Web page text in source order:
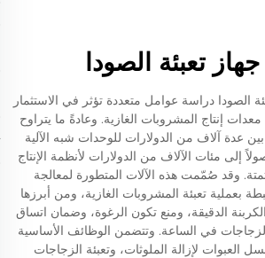
تعبئة الصودا
الصودا دراسة عوامل متعددة تؤثر في الاستثمار
إنتاج المشروبات الغازية. وعادةً ما يتراوح
عدة آلاف من الدولارات للوحدات شبه الآلية
إلى مئات الآلاف من الدولارات لأنظمة الإنتاج
وقد صُمّمت هذه الآلات المتطورة لمعالجة
بعملية تعبئة المشروبات الغازية، ومن أبرزها
الدقيقة، ومنع تكون الرغوة، وضمان اتساق
في الساعة. وتتضمن الوظائف الأساسية
العبوات لإزالة الملوثات، وتعبئة الزجاجات